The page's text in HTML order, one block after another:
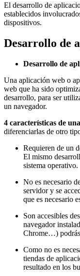
El desarrollo de
establecidos
dispositivos.
Desarrollo de
Desarrollo de
Una aplicación web o
web que ha sido
desarrollo, para ser
un navegador.
4 características de
diferenciarlas de otro
Requieren de un
El mismo
sistema operativo.
No es necesario
servidor y se
que es necesario
Son accesibles
navegador
Chrome…)
Como no es
tiendas de
resultado en los